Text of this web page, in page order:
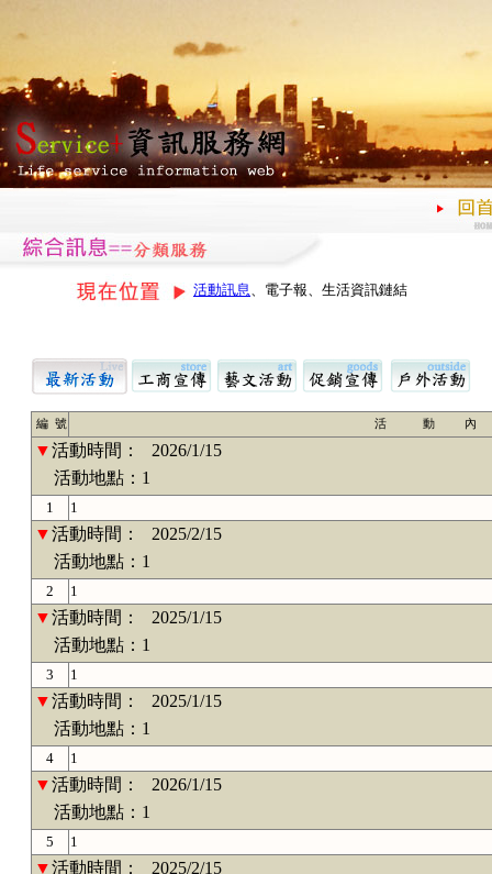
活動訊息、電子報、生活資訊鏈結
編 號 活 動 內
▼活動時間：
2026/1/15
活動地點：1
1 1
▼活動時間：
2025/2/15
活動地點：1
2 1
▼活動時間：
2025/1/15
活動地點：1
3 1
▼活動時間：
2025/1/15
活動地點：1
4 1
▼活動時間：
2026/1/15
活動地點：1
5 1
▼活動時間：
2025/2/15